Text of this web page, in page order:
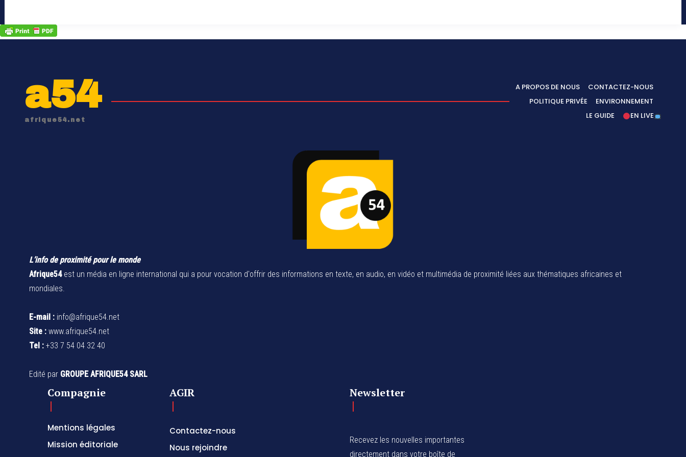
a54
afrique54.net
A PROPOS DE NOUS
CONTACTEZ-NOUS
POLITIQUE PRIVÉE
ENVIRONNEMENT
LE GUIDE
EN LIVE
L’info de proximité pour le monde
Afrique54est un média en ligne international qui a pour vocation d'offrir des informations en texte, en audio, en vidéo et multimédia de proximité liées aux thématiques africaines et
mondiales.
E-mail : info@afrique54.net
Site : www.afrique54.net
Tel : +33 7 54 04 32 40
Edité par GROUPE AFRIQUE54 SARL
Compagnie
Mentions légales
Mission éditoriale
AGIR
Contactez-nous
Nous rejoindre
Newsletter
Recevez les nouvelles importantes
directement dans votre boîte de